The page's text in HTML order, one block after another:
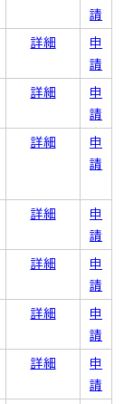
請
詳細
申
請
詳細
申
請
詳細
申
請
詳細
申
請
詳細
申
請
詳細
申
請
詳細
申
請